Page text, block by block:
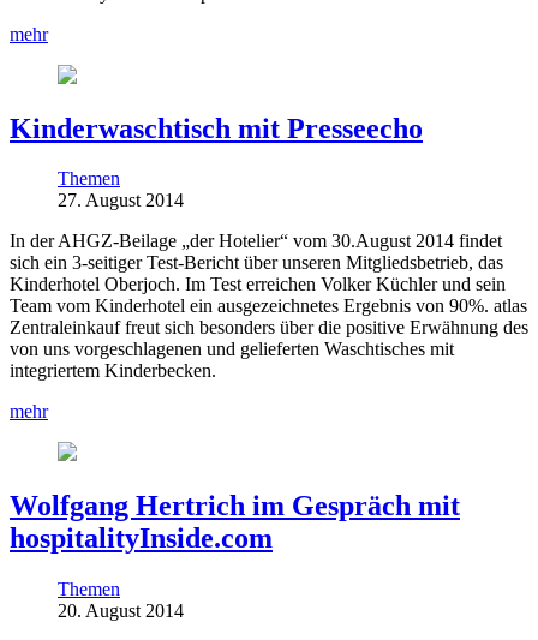
mehr
Kinderwaschtisch mit Presseecho
Themen
27. August 2014
In der AHGZ-Beilage „der Hotelier“ vom 30.August 2014 findet
sich ein 3-seitiger Test-Bericht über unseren Mitgliedsbetrieb, das
Kinderhotel Oberjoch. Im Test erreichen Volker Küchler und sein
Team vom Kinderhotel ein ausgezeichnetes Ergebnis von 90%. atlas
Zentraleinkauf freut sich besonders über die positive Erwähnung des
von uns vorgeschlagenen und gelieferten Waschtisches mit
integriertem Kinderbecken.
mehr
Wolfgang Hertrich im Gespräch mit
hospitalityInside.com
Themen
20. August 2014